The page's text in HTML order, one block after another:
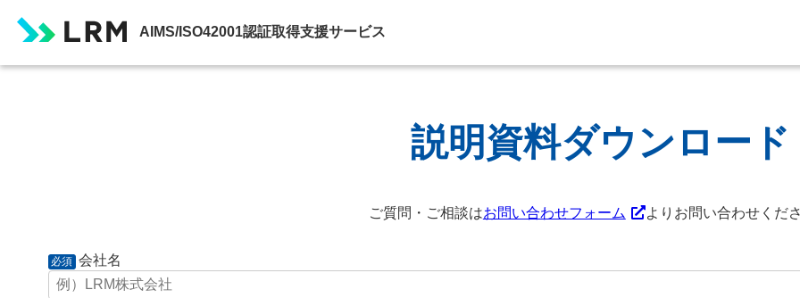
AIMS/ISO42001認証取得支援サービス
説明資料ダウンロード
ご質問・ご相談はお問い合わせフォーム よりお問い合わせくだ
必須 会社名